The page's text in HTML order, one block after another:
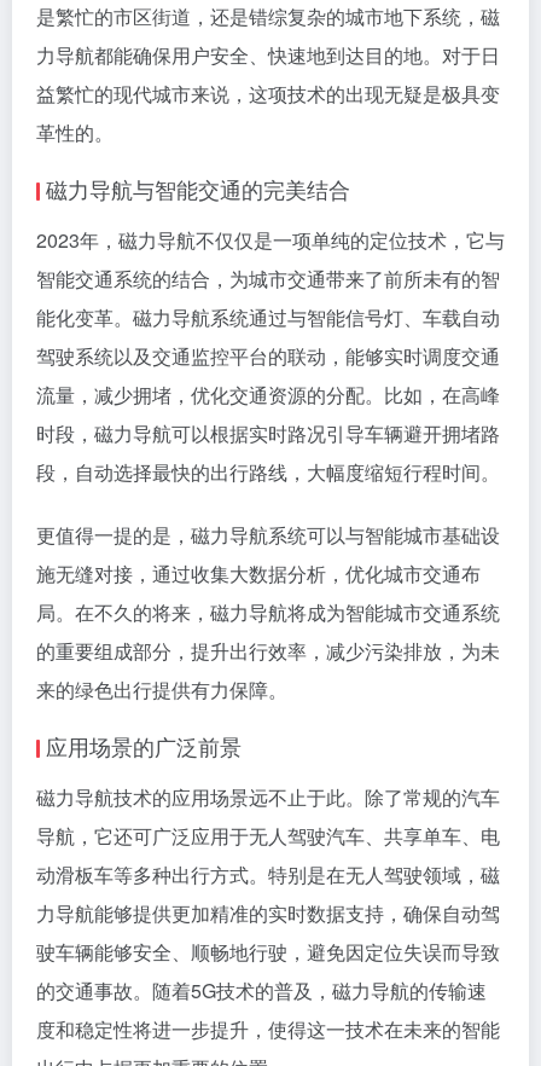
是繁忙的市区街道，还是错综复杂的城市地下系统，磁
力导航都能确保用户安全、快速地到达目的地。对于日
益繁忙的现代城市来说，这项技术的出现无疑是极具变
革性的。
磁力导航与智能交通的完美结合
2023年，磁力导航不仅仅是一项单纯的定位技术，它与
智能交通系统的结合，为城市交通带来了前所未有的智
能化变革。磁力导航系统通过与智能信号灯、车载自动
驾驶系统以及交通监控平台的联动，能够实时调度交通
流量，减少拥堵，优化交通资源的分配。比如，在高峰
时段，磁力导航可以根据实时路况引导车辆避开拥堵路
段，自动选择最快的出行路线，大幅度缩短行程时间。
更值得一提的是，磁力导航系统可以与智能城市基础设
施无缝对接，通过收集大数据分析，优化城市交通布
局。在不久的将来，磁力导航将成为智能城市交通系统
的重要组成部分，提升出行效率，减少污染排放，为未
来的绿色出行提供有力保障。
应用场景的广泛前景
磁力导航技术的应用场景远不止于此。除了常规的汽车
导航，它还可广泛应用于无人驾驶汽车、共享单车、电
动滑板车等多种出行方式。特别是在无人驾驶领域，磁
力导航能够提供更加精准的实时数据支持，确保自动驾
驶车辆能够安全、顺畅地行驶，避免因定位失误而导致
的交通事故。随着5G技术的普及，磁力导航的传输速
度和稳定性将进一步提升，使得这一技术在未来的智能